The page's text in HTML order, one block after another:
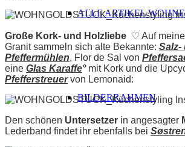
ALLE ARTIKEL
BILDERRAHMEN
Große Kork- und Holzliebe ♡ Auf
Granit sammeln sich alte Bekannte: Salz-
Pfeffermühlen, Flor de Sal von
eine Glas Karaffe°mit Kork und die
Pfefferstreuervon Lemonaid:
Den schönen Untersetzer in angesagter
Lederband findet ihr ebenfalls bei